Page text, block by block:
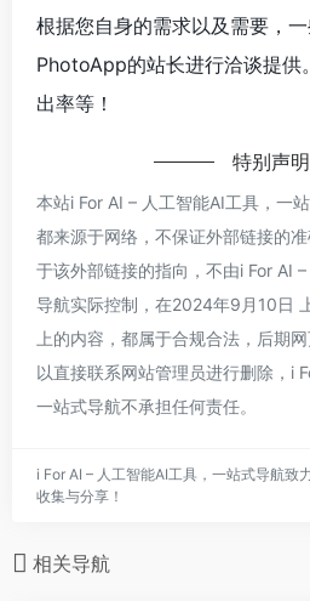
根据您自身的需求以及需要，
PhotoApp的站长进行洽谈提供
出率等！
特别声明
本站i For AI – 人工智能AI工具，一
都来源于网络，不保证外部链接的
于该外部链接的指向，不由i For AI
导航实际控制，在2024年9月10日
上的内容，都属于合规合法，后期
以直接联系网站管理员进行删除，i
一站式导航不承担任何责任。
i For AI – 人工智能AI工具，一站式导航致
收集与分享！
相关导航